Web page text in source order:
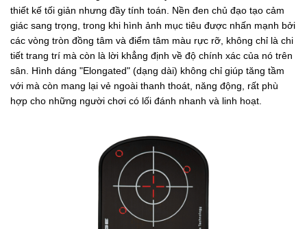
thiết kế tối giản nhưng đầy tính toán. Nền đen chủ đạo tạo cảm
giác sang trọng, trong khi hình ảnh mục tiêu được nhấn mạnh bởi
các vòng tròn đồng tâm và điểm tâm màu rực rỡ, không chỉ là chi
tiết trang trí mà còn là lời khẳng định về độ chính xác của nó trên
sân. Hình dáng "Elongated" (dạng dài) không chỉ giúp tăng tầm
với mà còn mang lại vẻ ngoài thanh thoát, năng động, rất phù
hợp cho những người chơi có lối đánh nhanh và linh hoạt.